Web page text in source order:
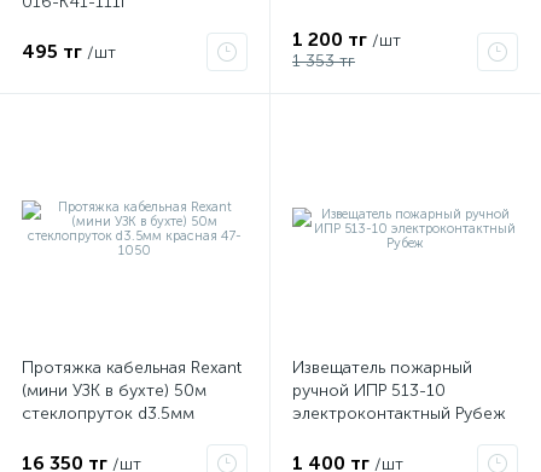
495 тг /шт
1 200 тг /шт
1 353 тг
Протяжка кабельная Rexant
(мини УЗК в бухте) 50м
стеклопруток d3.5мм
16 350 тг /шт
Извещатель пожарный
ручной ИПР 513-10
электроконтактный Рубеж
1 400 тг /шт